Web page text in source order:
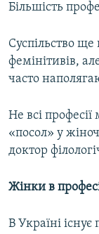
Більшість
Суспільство ще
фемінітивів,
часто
Не всі
«посол» у
доктор
Жінки в
В Україні існує